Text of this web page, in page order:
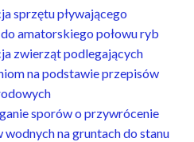
sprzętu pływającego
do amatorskiego połowu ryb
zwierząt podlegających
na podstawie przepisów
sporów o przywrócenie
wodnych na gruntach do stanu